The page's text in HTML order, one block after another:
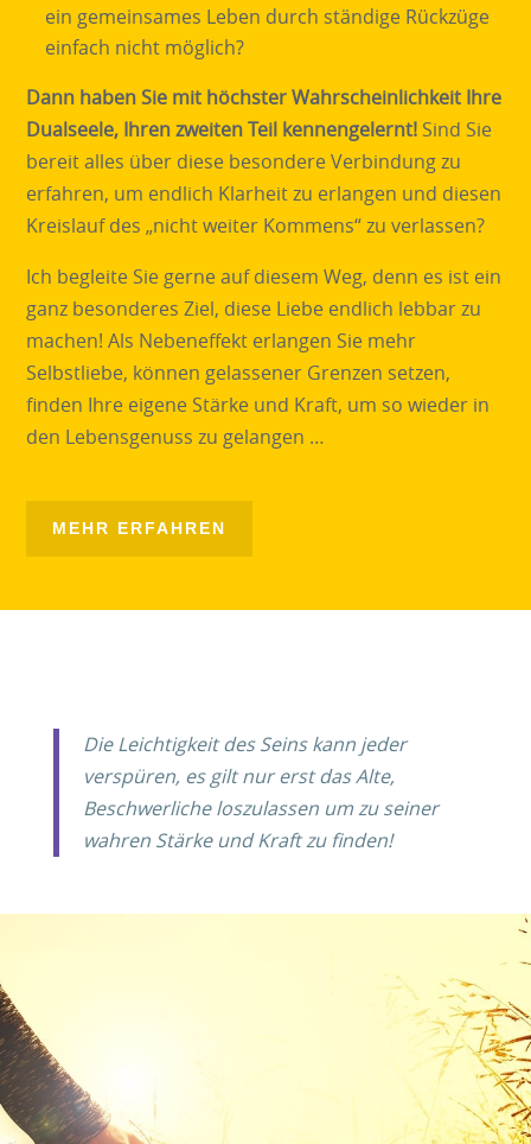
ein gemeinsames Leben durch ständige Rückzüge
einfach nicht möglich?
Dann haben Sie mit höchster Wahrscheinlichkeit Ihre
Dualseele, Ihren zweiten Teil kennengelernt! Sind Sie
bereit alles über diese besondere Verbindung zu
erfahren, um endlich Klarheit zu erlangen und diesen
Kreislauf des „nicht weiter Kommens“ zu verlassen?
Ich begleite Sie gerne auf diesem Weg, denn es ist ein
ganz besonderes Ziel, diese Liebe endlich lebbar zu
machen! Als Nebeneffekt erlangen Sie mehr
Selbstliebe, können gelassener Grenzen setzen,
finden Ihre eigene Stärke und Kraft, um so wieder in
den Lebensgenuss zu gelangen …
MEHR ERFAHREN
Die Leichtigkeit des Seins kann jeder
verspüren, es gilt nur erst das Alte,
Beschwerliche loszulassen um zu seiner
wahren Stärke und Kraft zu finden!